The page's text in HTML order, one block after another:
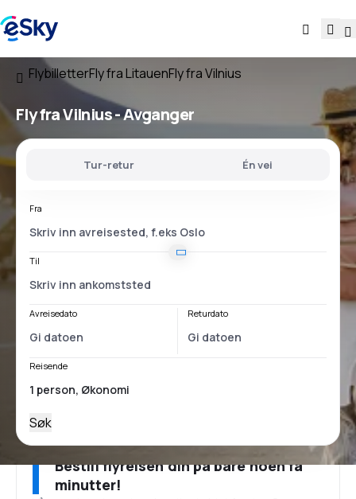
FlybilletterFly fra LitauenFly fra Vilnius
Flyfra Vilnius- Avganger
Tur-retur Én vei
Fra
Til
Avreisedato Returdato
Reisende
Søk
Bestill flyreisen din på bare noen få
minutter!